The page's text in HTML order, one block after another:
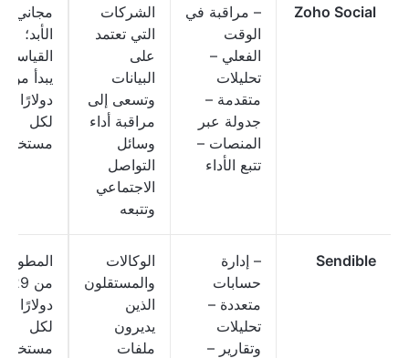
Zoho Social
– مراقبة في
الوقت
الفعلي –
تحليلات
متقدمة –
جدولة عبر
المنصات –
تتبع الأداء
الشركات
التي تعتمد
على
البيانات
وتسعى إلى
مراقبة أداء
وسائل
التواصل
الاجتماعي
وتتبعه
مجاني
الأبد؛
القياسي:
دولارًا
لكل
مستخدم
Sendible
– إدارة
حسابات
متعددة –
تحليلات
وتقارير –
الوكالات
والمستقلون
الذين
يديرون
ملفات
المطور:
من 29
دولارًا
لكل
مستخدم